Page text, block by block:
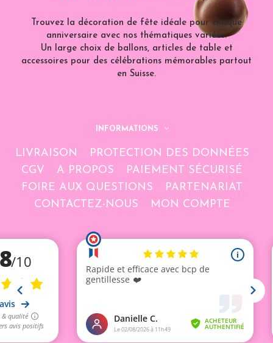
Trouvez la décoration de fête idéale pour chaque
anniversaire avec nos thématiques variées.
Un large choix de ballons, articles de table et
accessoires pour des célébrations mémorables partout
en Suisse.
INFORMATIONS
LIVRAISON
PROTECTION DES DONNÉES
CGV
A PROPOS
PAIEMENT SÉCURISÉ
FOIRE AUX QUESTIONS
PARTENARIAT
CONTACTEZ-NOUS
MON COMPTE